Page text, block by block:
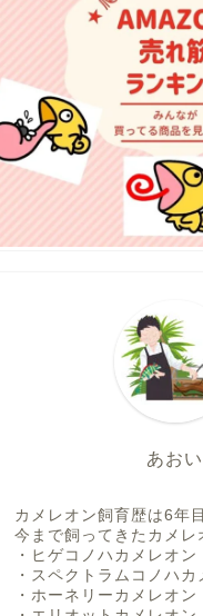
あおい
カメレオン飼育歴は6年
今まで飼ってきたカメレ
・ヒゲコノハカメレオン
・スペクトラムコノハカ
・ホーネリーカメレオン